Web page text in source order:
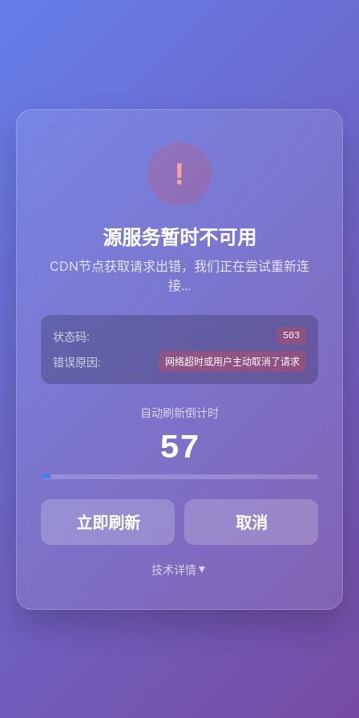
源服务暂时不可用
CDN节点获取请求出错，我们正在尝试重新连
接...
状态码: 503
错误原因: 网络超时或用户主动取消了请求
自动刷新倒计时
57
立即刷新 取消
技术详情▼